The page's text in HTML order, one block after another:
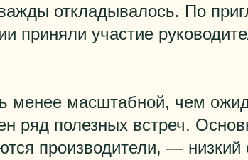
откладывалось. По
приняли участие
менее масштабной, чем
ряд полезных встреч.
производители, — низкий